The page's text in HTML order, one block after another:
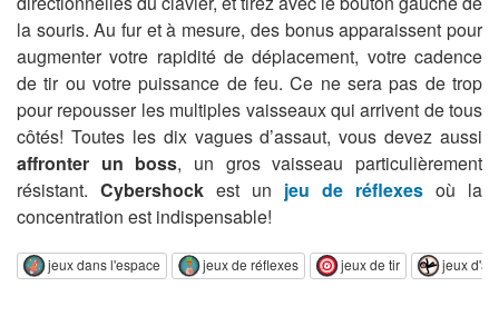
la souris. Au fur et à mesure, des bonus apparaissent pour
augmenter votre rapidité de déplacement, votre cadence
de tir ou votre puissance de feu. Ce ne sera pas de trop
pour repousser les multiples vaisseaux qui arrivent de tous
côtés! Toutes les dix vagues d’assaut, vous devez aussi
affronter un boss, un gros vaisseau particulièrement
résistant. Cybershock est un jeu de réflexes où la
concentration est indispensable!
jeux dans l'espace jeux de réflexes jeux de tir jeux